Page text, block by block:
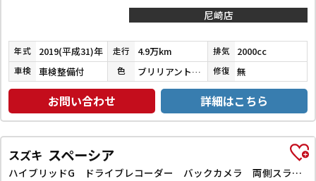
尼崎店
年式 2019(平成31)年 走行 4.9万km 排気 2000cc
車検 車検整備付 色 ブリリアントホワイトパール３コートパール 修復 無
お問い合わせ 詳細はこちら
スズキ スペーシア
ハイブリッドG ドライブレコーダー バックカメラ 両側スライドドア ナビ TV スマートキー アイドリングストップ 電動格納ミラー ベンチシート CVT ESC CD DVD再生 Bluetooth エアコン